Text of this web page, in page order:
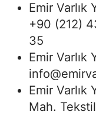
Emir Varlık
+90 (212)
35
Emir Varlık
Emir Varlık
Mah.